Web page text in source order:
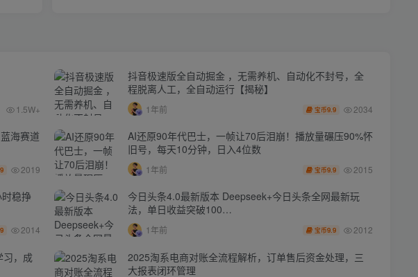
1.5W+
抖音极速版全自动掘金 ，无需养机、自动化不封号，全
程脱离人工，全自动运行【揭秘】
1年前 宝币9.9 2034
海赛道
2019
AI还原90年代巴士，一帧让70后泪崩！播放量碾压90%怀
旧号，每天10分钟，日入4位数
1年前 宝币9.9 2015
稳挣
2014
今日头条4.0最新版本 Deepseek+今日头条全网最新玩
法，单日收益突破100…
1年前 宝币9.9 2012
习，成
2025淘系电商对账全流程解析，订单售后资金处理，三
大报表闭环管理